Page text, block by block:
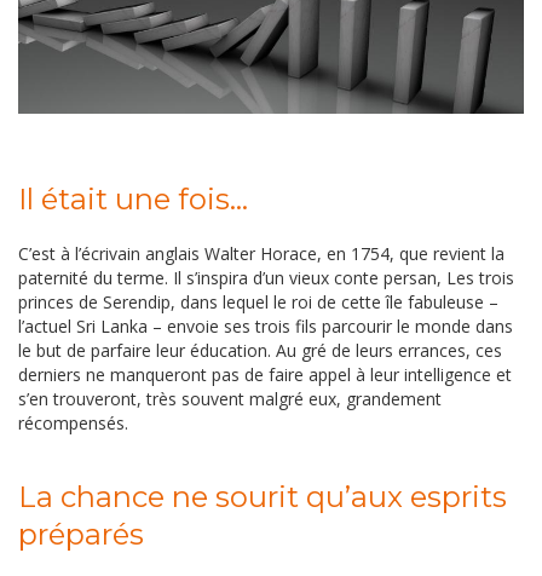
Il était une fois...
C’est à l’écrivain anglais Walter Horace, en 1754, que revient la
paternité du terme. Il s’inspira d’un vieux conte persan, Les trois
princes de Serendip, dans lequel le roi de cette île fabuleuse –
l’actuel Sri Lanka – envoie ses trois fils parcourir le monde dans
le but de parfaire leur éducation. Au gré de leurs errances, ces
derniers ne manqueront pas de faire appel à leur intelligence et
s’en trouveront, très souvent malgré eux, grandement
récompensés.
La chance ne sourit qu’aux esprits
préparés